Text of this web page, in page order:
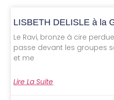
LISBETH DELISLE à la
Le Ravi, bronze à cire perdue,
passe devant les groupes
et me
Lire La Suite